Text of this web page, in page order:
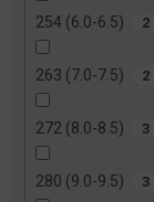
254 (6.0-6.5) 2
263 (7.0-7.5) 2
272 (8.0-8.5) 3
280 (9.0-9.5) 3